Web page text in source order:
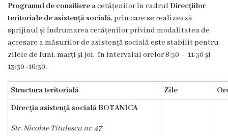
s
o
c
a
l
Programul de consilierea cetățenilor în cadrul Direcțiilor
teritoriale de asistență socială, prin care se realizează
sprijinul și îndrumarea cetățenilor privind modalitatea de
accesare a măsurilor de asistență socială este stabilit pentru
zilele de luni, marți și joi, în intervalul orelor 8:30 – 11:30 și
13:30 -16:30.
Structura teritorială Zile
Direcţia asistenţă socială BOTANICA
Str. Nicolae Titulescu nr. 47